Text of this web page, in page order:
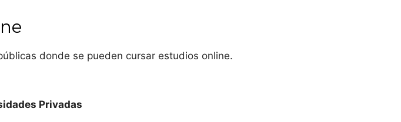
donde se pueden cursar estudios online.
Privadas